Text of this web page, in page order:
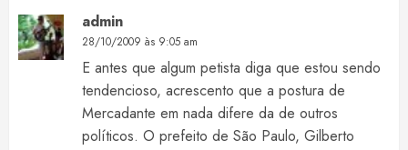
admin
28/10/2009 às 9:05 am
E antes que algum petista diga que estou sendo
tendencioso, acrescento que a postura de
Mercadante em nada difere da de outros
políticos. O prefeito de São Paulo, Gilberto